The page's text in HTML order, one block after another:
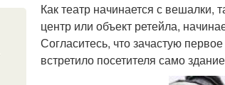
Как театр начинается с вешалки,
центр или объект ретейла,
Согласитесь, что зачастую
встретило посетителя само